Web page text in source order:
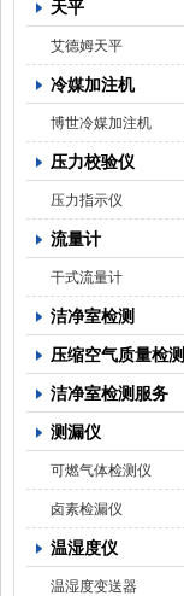
天平
艾德姆天平
冷媒加注机
博世冷媒加注机
压力校验仪
压力指示仪
流量计
干式流量计
洁净室检测
压缩空气质量检测
洁净室检测服务
测漏仪
可燃气体检测仪
卤素检漏仪
温湿度仪
温湿度变送器